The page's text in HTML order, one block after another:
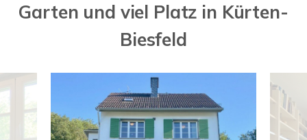
Garten und viel Platz in Kürten-
Biesfeld